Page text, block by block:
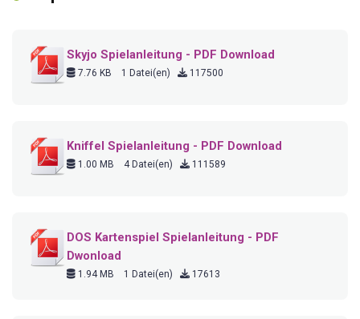
Skyjo Spielanleitung - PDF Download
7.76 KB 1 Datei(en) 117500
Kniffel Spielanleitung - PDF Download
1.00 MB 4 Datei(en) 111589
DOS Kartenspiel Spielanleitung - PDF
Dwonload
1.94 MB 1 Datei(en) 17613